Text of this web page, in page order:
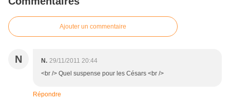
Ajouter un commentaire
N N. 29/11/2011 20:44
<br /> Quel suspense pour les Césars <br />
Répondre